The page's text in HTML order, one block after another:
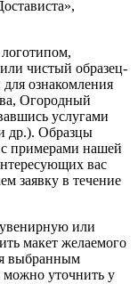
чистый образец-
ознакомления
Огородный
услугами
др.). Образцы
с примерами нашей
вас
заявку в течение
или
макет желаемого
выбранным
можно уточнить у